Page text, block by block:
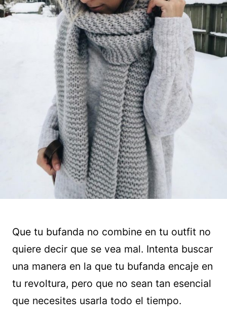
Que tu bufanda no combine en tu outfit no
quiere decir que se vea mal. Intenta buscar
una manera en la que tu bufanda encaje en
tu revoltura, pero que no sean tan esencial
que necesites usarla todo el tiempo.